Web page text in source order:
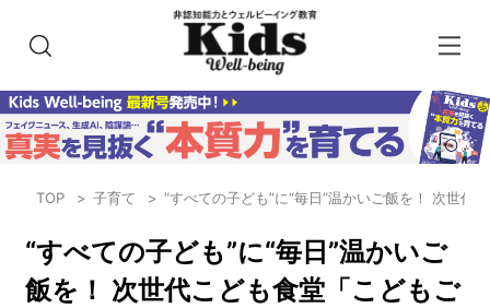
TOP 子育て “すべての子ども”に“毎日”温かいご飯を！ 次世代
“すべての子ども”に“毎日”温かいご
飯を！ 次世代こども食堂「こどもご